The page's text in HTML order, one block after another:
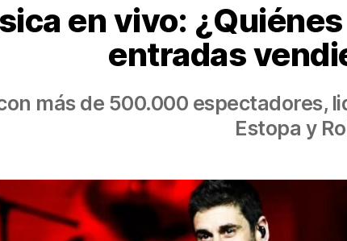
en vivo:
entradas
más de 500.000 espectadores,
Estopa y